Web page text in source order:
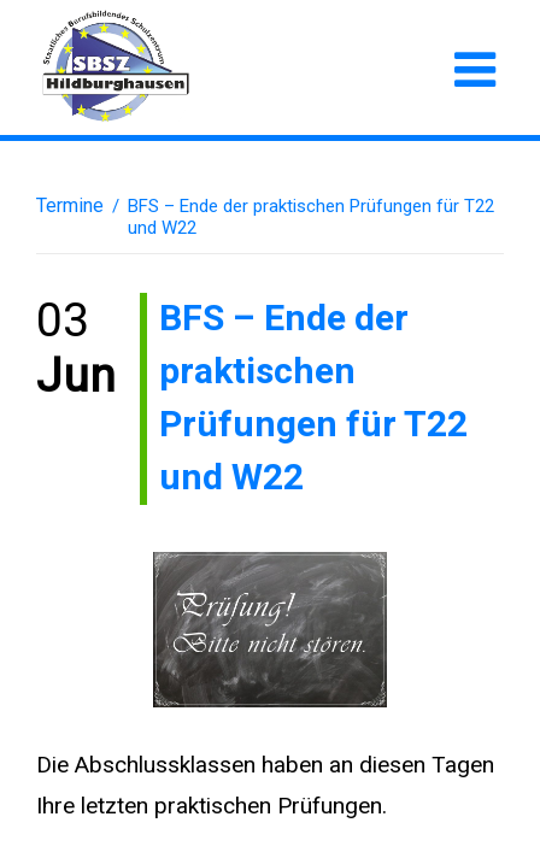
Termine / BFS – Ende der praktischen Prüfungen für T22
und W22
03
Jun
BFS – Ende der
praktischen
Prüfungen für T22
und W22
Die Abschlussklassen haben an diesen Tagen
Ihre letzten praktischen Prüfungen.